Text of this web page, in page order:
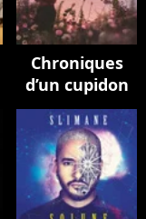
Chroniques
d’un cupidon